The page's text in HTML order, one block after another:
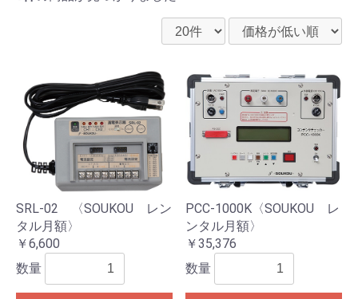
SRL-02 〈SOUKOU レン
タル月額〉
￥6,600
数量
PCC-1000K〈SOUKOU レ
ンタル月額〉
￥35,376
数量